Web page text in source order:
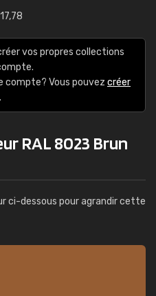
17,78
vos propres collections
compte? Vous pouvez créer
RAL 8023 Brun
ci-dessous pour agrandir cette